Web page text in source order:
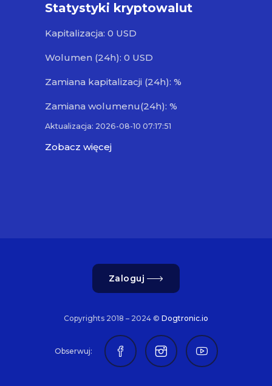
Statystyki kryptowalut
Kapitalizacja: 0 USD
Wolumen (24h): 0 USD
Zamiana kapitalizacji (24h): %
Zamiana wolumenu(24h): %
Aktualizacja: 2026-08-10 07:17:51
Zobacz więcej
Zaloguj
Copyrights 2018 – 2024 © Dogtronic.io
Obserwuj: